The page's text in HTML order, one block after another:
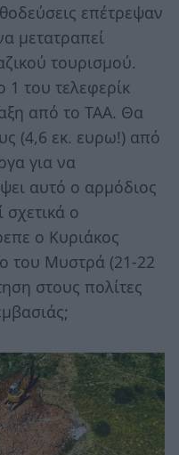
επέτρεψαν
μετατραπεί
τουρισμού.
1 του τελεφερίκ
από το ΤΑΑ. Θα
(4,6 εκ. ευρω!) από
για να
αυτό ο αρμόδιος
ο
ο Κυριάκος
του Μυστρά (21-22
στους πολίτες